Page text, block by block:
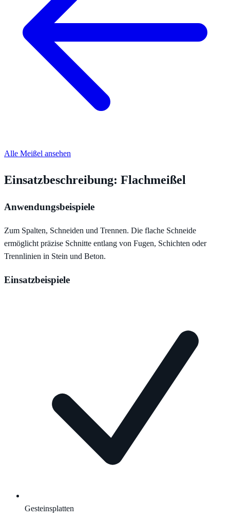
Alle Meißel ansehen
Einsatzbeschreibung: Flachmeißel
Anwendungsbeispiele
Zum Spalten, Schneiden und Trennen. Die flache Schneide
ermöglicht präzise Schnitte entlang von Fugen, Schichten oder
Trennlinien in Stein und Beton.
Einsatzbeispiele
Gesteinsplatten